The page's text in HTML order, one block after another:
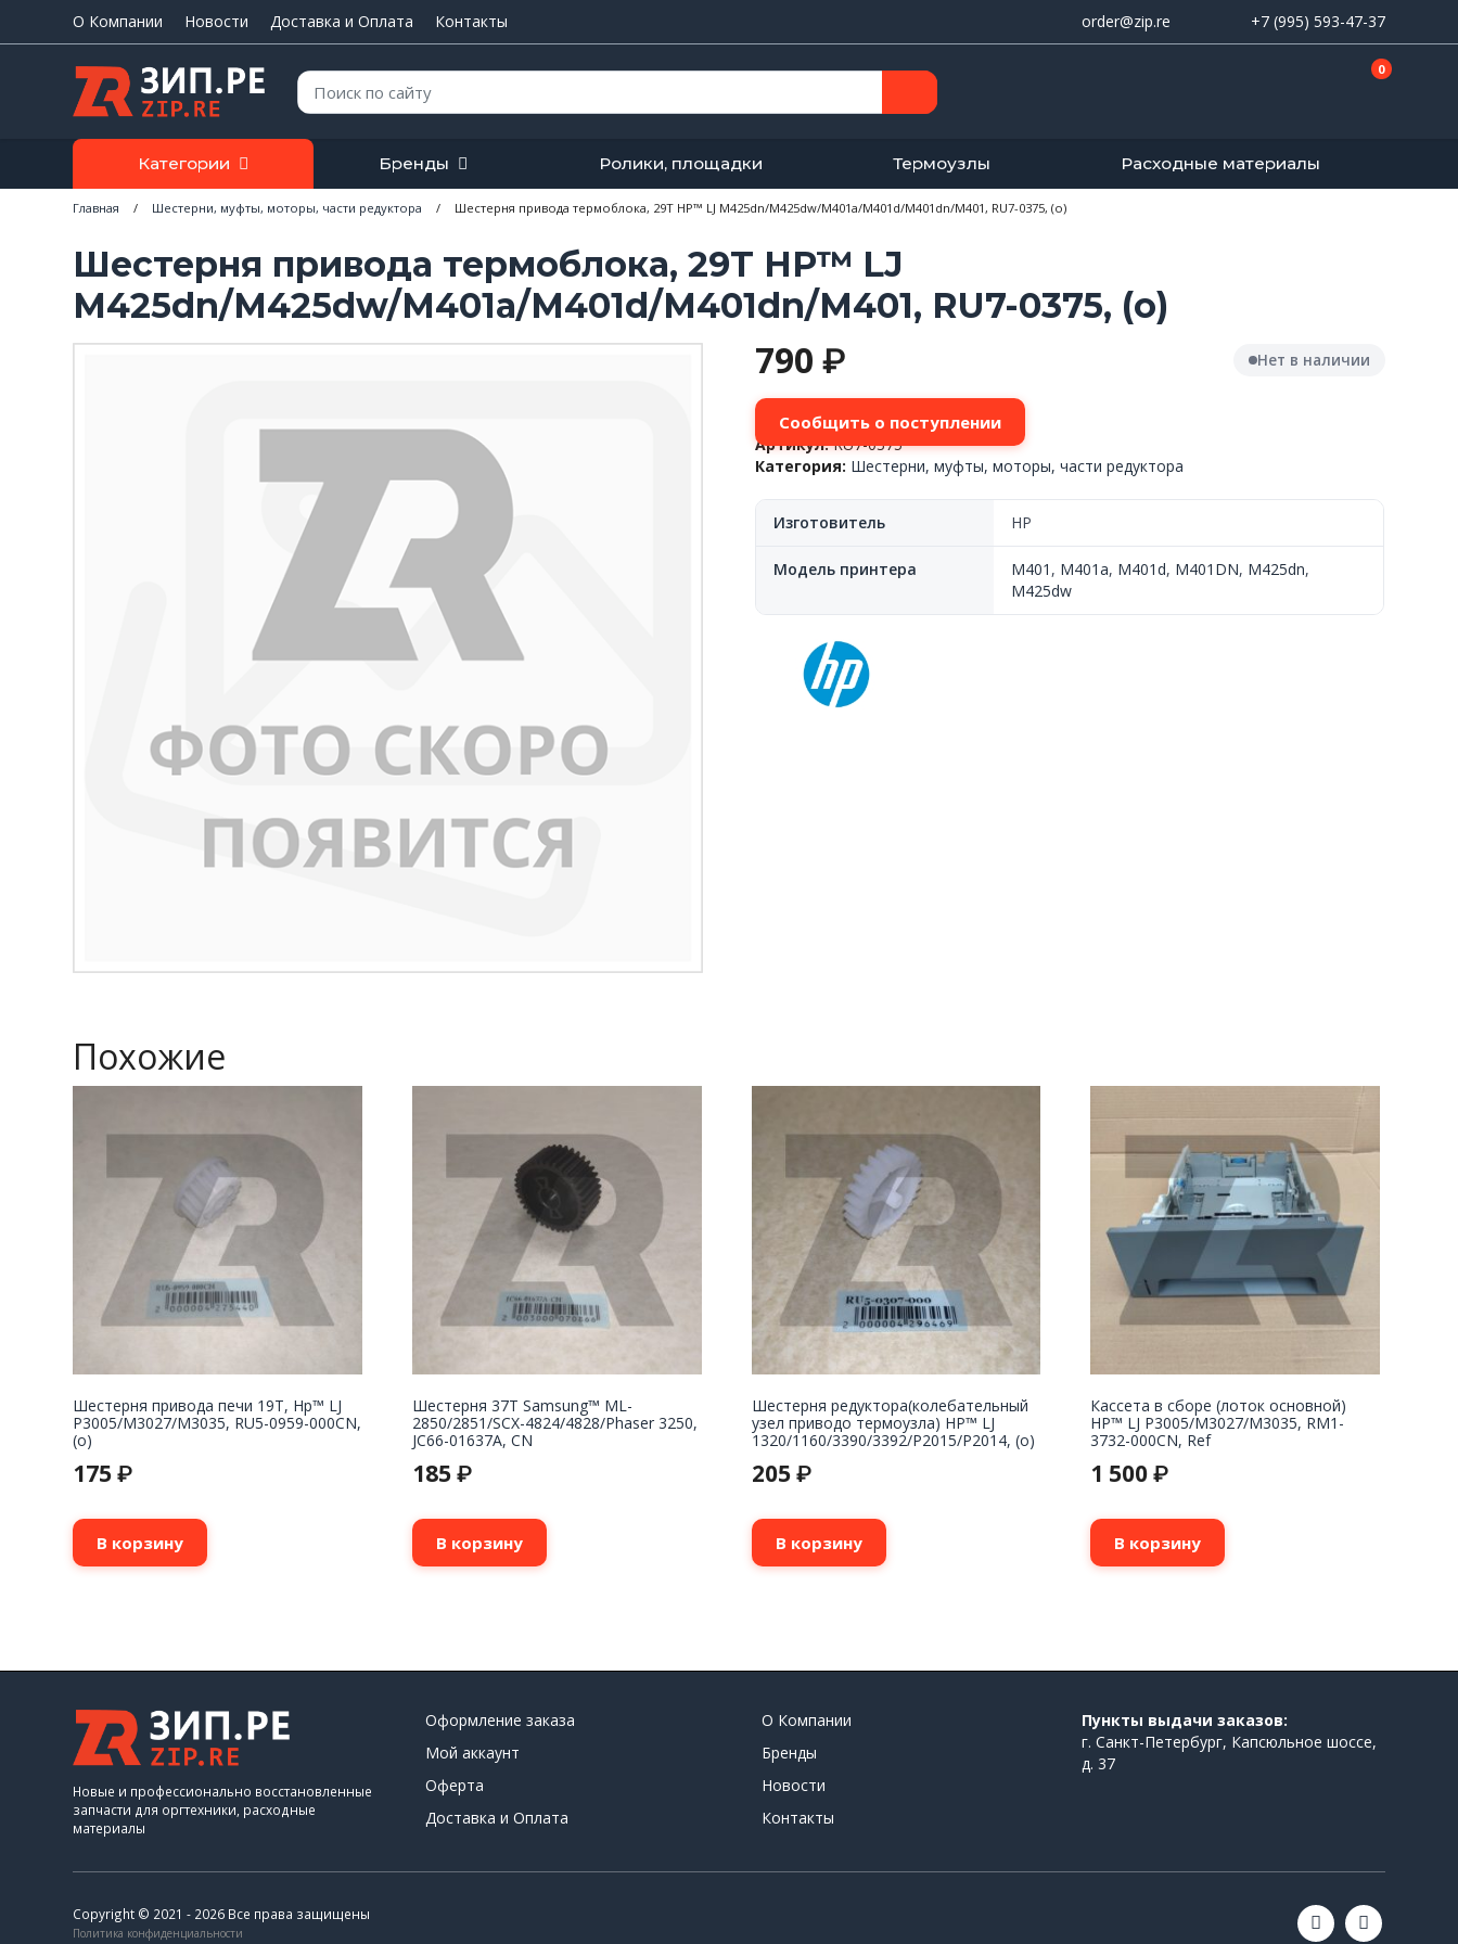
О Компании Новости Доставка и Оплата Контакты order@zip.re +7 (995) 593-47-37
Поиск: 0
Категории Бренды Ролики, площадки Термоузлы Расходные материалы
Главная / Шестерни, муфты, моторы, части редуктора / Шестерня привода термоблока, 29T HP™ LJ M425dn/M425dw/M401a/M401d/M401dn/M401, RU7-0375, (o)
Шестерня привода термоблока, 29T HP™ LJ
M425dn/M425dw/M401a/M401d/M401dn/M401, RU7-0375, (o)
790₽ Нет в наличии
Сообщить о поступлении
Артикул:RU7-0375
Категория: Шестерни, муфты, моторы, части редуктора
Изготовитель HP
Модель принтера M401 , M401a, M401d, M401DN, M425dn,
M425dw
Похожие
Шестерня привода печи 19T, Hp™ LJ
P3005/M3027/M3035, RU5-0959-000CN,
(о)
175 ₽
В корзину
Шестерня 37T Samsung™ ML-
2850/2851/SCX-4824/4828/Phaser 3250,
JC66-01637A, CN
185 ₽
В корзину
Шестерня редуктора(колебательный
узел приводо термоузла) HP™ LJ
1320/1160/3390/3392/P2015/P2014, (о)
205 ₽
В корзину
Кассета в сборе (лоток основной)
HP™ LJ P3005/M3027/M3035, RM1-
3732-000CN, Ref
1 500₽
В корзину
Новые и профессионально восстановленные
запчасти для оргтехники, расходные
материалы
Оформление заказа
Мой аккаунт
Оферта
Доставка и Оплата
О Компании
Бренды
Новости
Контакты
Пункты выдачи заказов:
г. Санкт-Петербург, Капсюльное шоссе,
д. 37
Copyright © 2021 - 2026 Все права защищены
Политика конфиденциальности